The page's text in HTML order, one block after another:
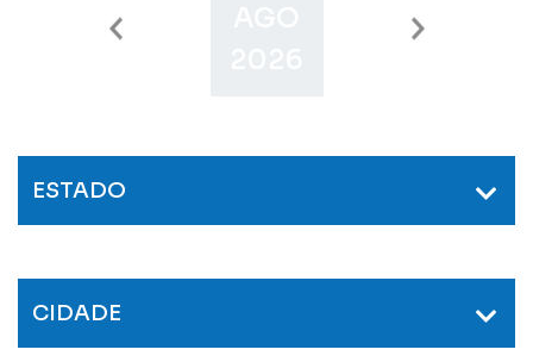
SET
ESTADO
CIDADE